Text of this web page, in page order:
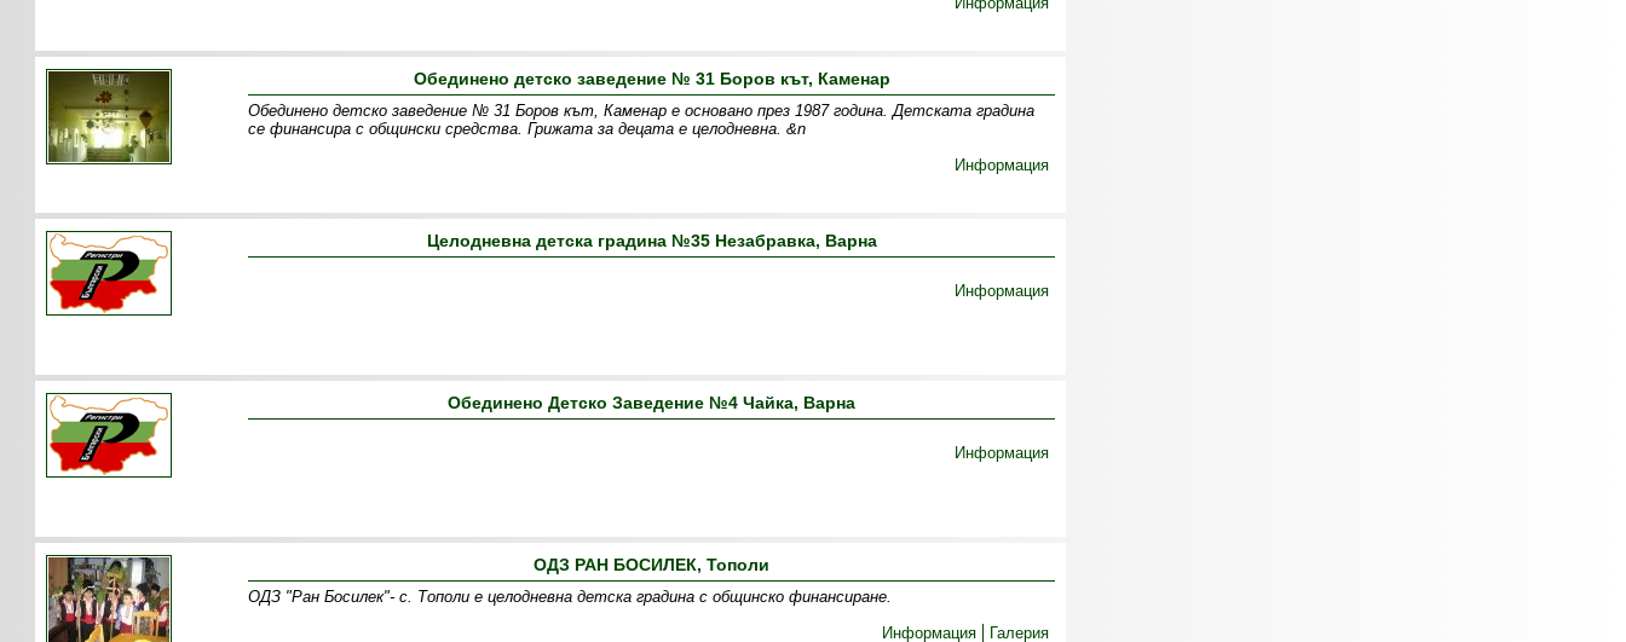
Обединено детско заведение № 31 Боров кът, Каменар
Обединено детско заведение № 31 Боров кът, Каменар е основано през 1987 година. Детската градина
се финансира с общински средства. Грижата за децата е целодневна. &n
Информация
Целодневна детска градина №35 Незабравка, Варна
Информация
Обединено Детско Заведение №4 Чайка, Варна
Информация
ОДЗ РАН БОСИЛЕК, Тополи
ОДЗ "Ран Босилек"- с. Тополи е целодневна детска градина с общинско финансиране.
Информация
Галерия